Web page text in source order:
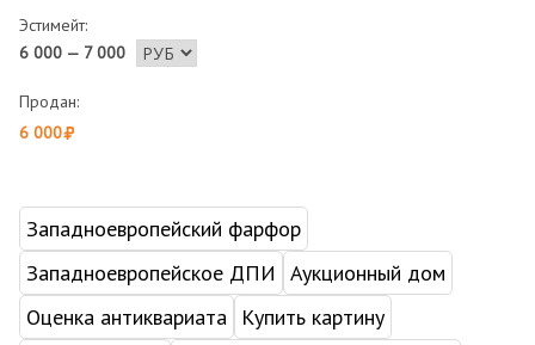
Эстимейт:
6 000 — 7 000
Продан:
6 000
Западноевропейский фарфор
Западноевропейское ДПИ
Аукционный дом
Оценка антиквариата
Купить картину